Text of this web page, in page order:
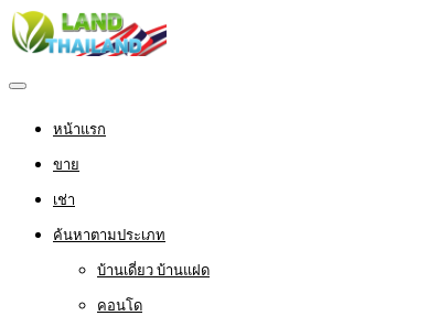
หน้าแรก
ขาย
เช่า
ค้นหาตามประเภท
บ้านเดี่ยว บ้านแฝด
คอนโด